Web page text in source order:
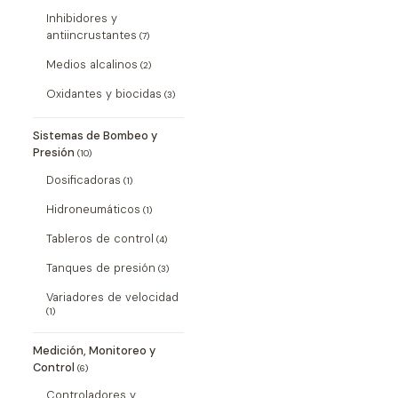
Inhibidores y
antiincrustantes (7)
Medios alcalinos (2)
Oxidantes y biocidas (3)
Sistemas de Bombeo y
Presión (10)
Dosificadoras (1)
Hidroneumáticos (1)
Tableros de control (4)
Tanques de presión (3)
Variadores de velocidad
(1)
Medición, Monitoreo y
Control (6)
Controladores y